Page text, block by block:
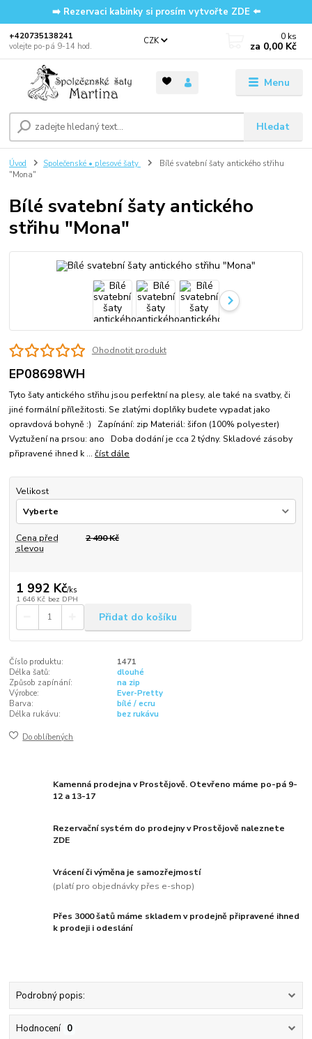
➡️ Rezervaci kabinky si prosím vytvořte ZDE ⬅️
Menu
CZK
Hledat
‭+420735138241
volejte po-pá 9-14 hod.
0 ks
za 0,00 Kč
Úvod Společenské • plesové šaty
Bílé svatební šaty antického střihu
"Mona"
Bílé svatební šaty antického
střihu "Mona"
Ohodnotit produkt
EP08698WH
Tyto šaty antického střihu jsou perfektní na plesy, ale také na svatby, či
jiné formální příležitosti. Se zlatými doplňky budete vypadat jako
opravdová bohyně :) Zapínání: zip Materiál: šifon (100% polyester)
Vyztužení na prsou: ano Doba dodání je cca 2 týdny. Skladové zásoby
připravené ihned k ...číst dále
Velikost
Cena před
slevou
2 490 Kč
1 992 Kč/ks
1 646 Kč bez DPH
Přidat do košíku
Číslo produktu:
1471
Délka šatů:
dlouhé
Způsob zapínání:
na zip
Výrobce:
Ever-Pretty
Barva:
bílé / ecru
Délka rukávu:
bez rukávu
Do oblíbených
Kamenná prodejna v Prostějově. Otevřeno máme po-pá 9-
12 a 13-17
Rezervační systém do prodejny v Prostějově naleznete
ZDE
Vrácení či výměna je samozřejmostí
(platí pro objednávky přes e-shop)
Přes 3000 šatů máme skladem v prodejně připravené ihned
k prodeji i odeslání
Podrobný popis:
Hodnocení 0